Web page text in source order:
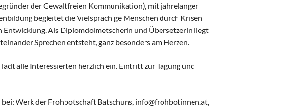
der Gewaltfreien Kommunikation), mit jahrelanger
begleitet die Vielsprachige Menschen durch Krisen
Als Diplomdolmetscherin und Übersetzerin liegt
Sprechen entsteht, ganz besonders am Herzen.
alle Interessierten herzlich ein. Eintritt zur Tagung und
Werk der Frohbotschaft Batschuns, info@frohbotinnen.at,